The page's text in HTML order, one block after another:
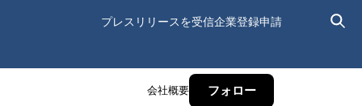
プレスリリースを受信企業登録申請
会社概要 フォロー